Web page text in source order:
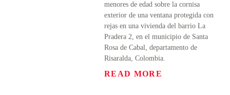
menores de edad sobre la cornisa
exterior de una ventana protegida con
rejas en una vivienda del barrio La
Pradera 2, en el municipio de Santa
Rosa de Cabal, departamento de
Risaralda, Colombia.
READ MORE